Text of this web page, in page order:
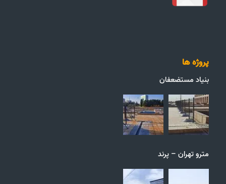
پروژه ها
بنیاد مستضعفان
مترو تهران – پرند